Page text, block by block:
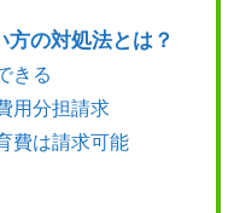
の対処法とは？
きる
用分担請求
費は請求可能